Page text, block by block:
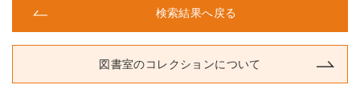
検索結果へ戻る
図書室のコレクションについて